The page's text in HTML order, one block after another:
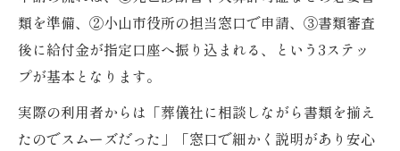
類を準備、②小山市役所の担当窓口で申請、③書類審査
後に給付金が指定口座へ振り込まれる、という3ステッ
プが基本となります。
実際の利用者からは「葬儀社に相談しながら書類を揃え
たのでスムーズだった」「窓口で細かく説明があり安心